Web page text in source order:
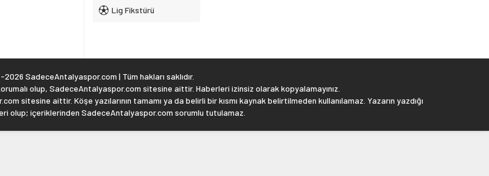
Lig Fikstürü
SadeceAntalyaspor.com | Tüm hakları saklıdır.
olup, SadeceAntalyaspor.com sitesine aittir. Haberleri izinsiz olarak kopyalamayınız.
sitesine aittir. Köşe yazılarının tamamı ya da belirli bir kısmı kaynak belirtilmeden kullanılamaz. Yazarın yazdığı
olup; içeriklerinden SadeceAntalyaspor.com sorumlu tutulamaz.